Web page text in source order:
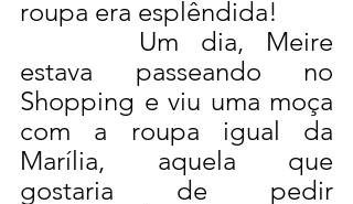
roupa era esplêndida!
Um dia, Meire
estava passeando no
Shopping e viu uma moça
com a roupa igual da
Marília, aquela que
gostaria de pedir